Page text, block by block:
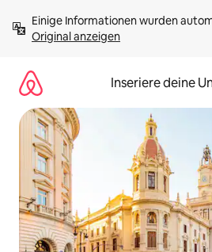
Inhalten
springenOriginal anzeigen
Inseriere deine